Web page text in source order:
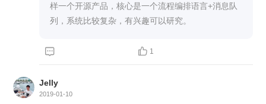
样一个开源产品，核心是一个流程编排语言+消息队
列，系统比较复杂，有兴趣可以研究。
  1
Jelly
2019-01-10